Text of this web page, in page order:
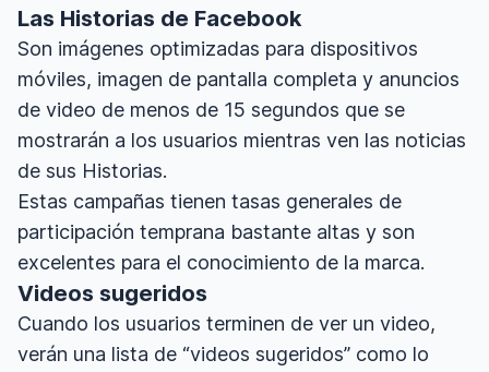
Las Historias de Facebook
Son imágenes optimizadas para dispositivos
móviles, imagen de pantalla completa y anuncios
de video de menos de 15 segundos que se
mostrarán a los usuarios mientras ven las noticias
de sus Historias.
Estas campañas tienen tasas generales de
participación temprana bastante altas y son
excelentes para el conocimiento de la marca.
Videos sugeridos
Cuando los usuarios terminen de ver un video,
verán una lista de “videos sugeridos” como lo